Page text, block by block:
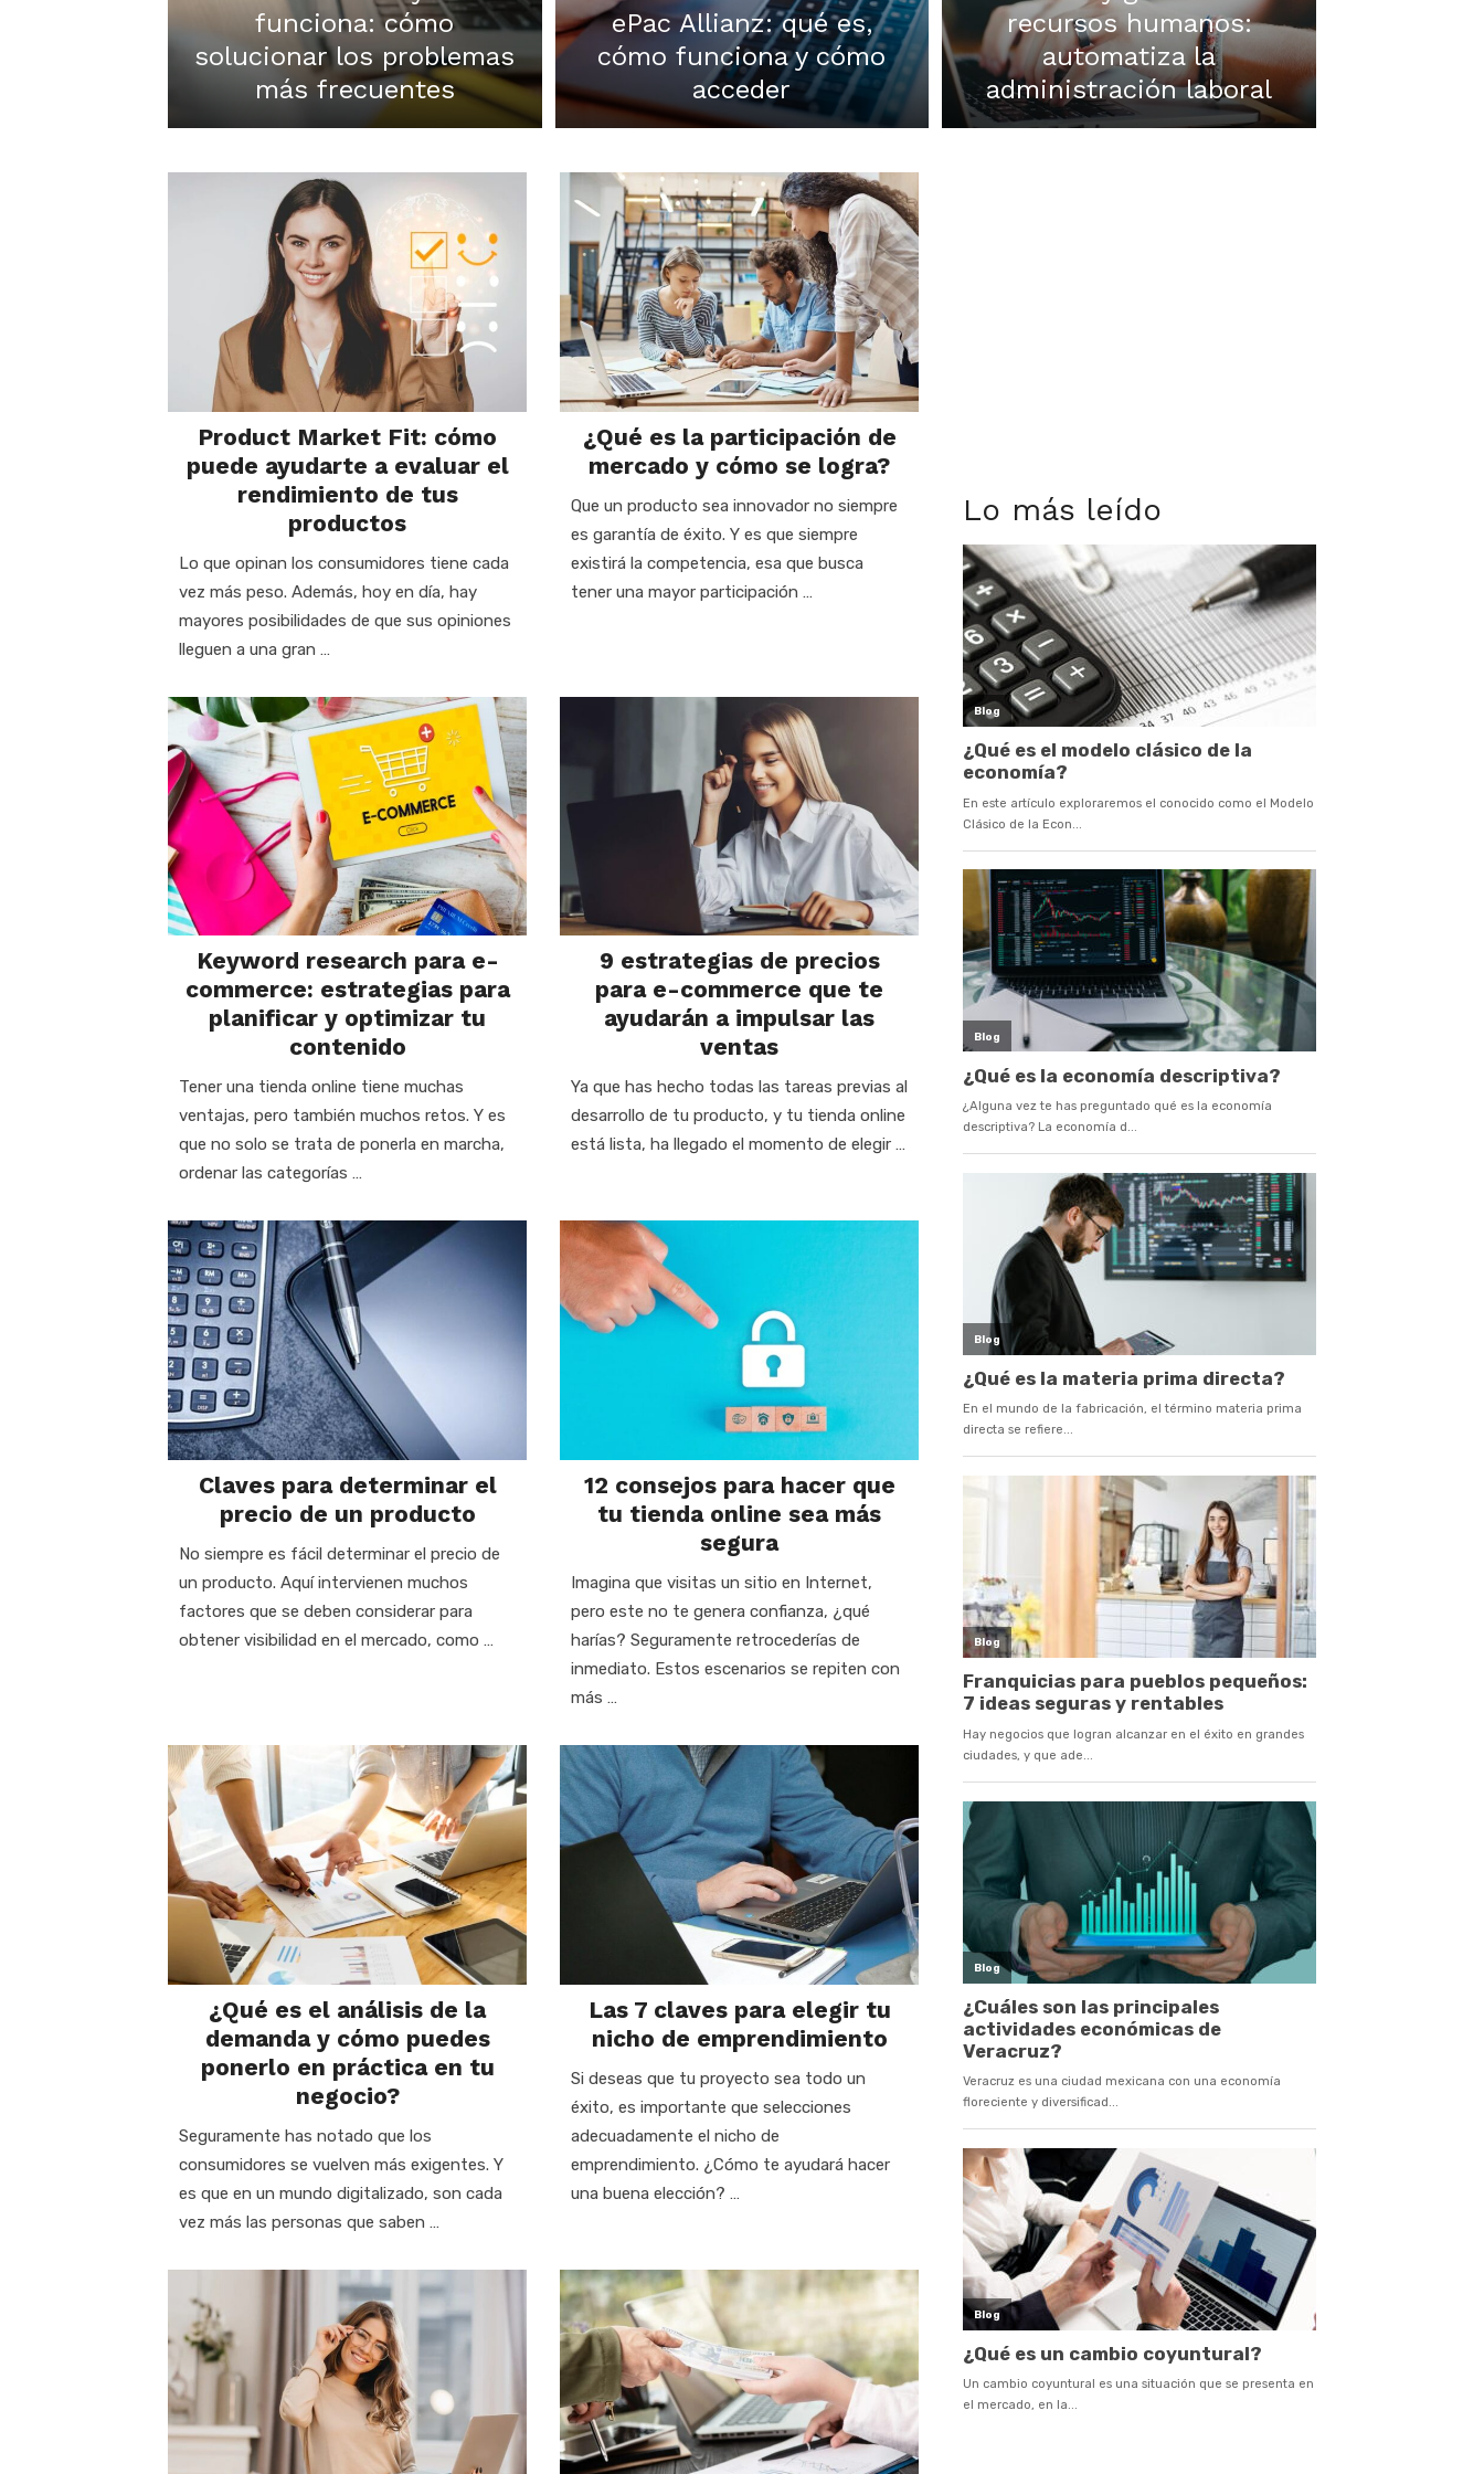
funciona: cómo
solucionar los problemas
más frecuentes
ePac Allianz: qué es,
cómo funciona y cómo
acceder
recursos humanos:
automatiza la
administración laboral
Product Market Fit: cómo
puede ayudarte a evaluar el
rendimiento de tus
productos
Lo que opinan los consumidores tiene cada
vez más peso. Además, hoy en día, hay
mayores posibilidades de que sus opiniones
lleguen a una gran …
¿Qué es la participación de
mercado y cómo se logra?
Que un producto sea innovador no siempre
es garantía de éxito. Y es que siempre
existirá la competencia, esa que busca
tener una mayor participación …
Keyword research para e-
commerce: estrategias para
planificar y optimizar tu
contenido
Tener una tienda online tiene muchas
ventajas, pero también muchos retos. Y es
que no solo se trata de ponerla en marcha,
ordenar las categorías …
9 estrategias de precios
para e-commerce que te
ayudarán a impulsar las
ventas
Ya que has hecho todas las tareas previas al
desarrollo de tu producto, y tu tienda online
está lista, ha llegado el momento de elegir …
Claves para determinar el
precio de un producto
No siempre es fácil determinar el precio de
un producto. Aquí intervienen muchos
factores que se deben considerar para
obtener visibilidad en el mercado, como …
12 consejos para hacer que
tu tienda online sea más
segura
Imagina que visitas un sitio en Internet,
pero este no te genera confianza, ¿qué
harías? Seguramente retrocederías de
inmediato. Estos escenarios se repiten con
más …
¿Qué es el análisis de la
demanda y cómo puedes
ponerlo en práctica en tu
negocio?
Seguramente has notado que los
consumidores se vuelven más exigentes. Y
es que en un mundo digitalizado, son cada
vez más las personas que saben …
Las 7 claves para elegir tu
nicho de emprendimiento
Si deseas que tu proyecto sea todo un
éxito, es importante que selecciones
adecuadamente el nicho de
emprendimiento. ¿Cómo te ayudará hacer
una buena elección? …
Lo más leído